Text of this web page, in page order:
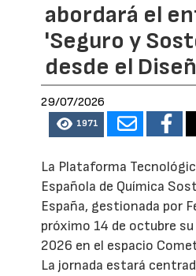
abordará el
'Seguro y
desde el
29/07/2026
1971
La Plataforma
Española de Química
España, gestionada por
próximo 14 de octubre
2026 en el espacio
La jornada estará